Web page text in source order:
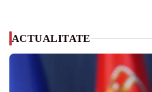
ACTUALITATE